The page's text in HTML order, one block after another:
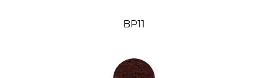
BP11